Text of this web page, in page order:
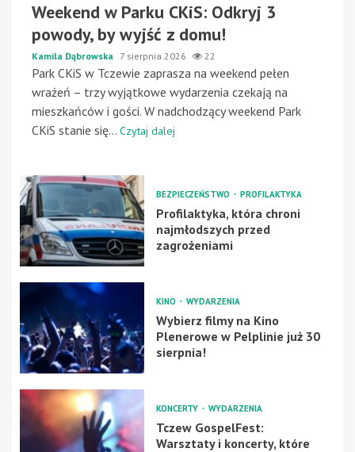
Weekend w Parku CKiS: Odkryj 3
powody, by wyjść z domu!
Kamila Dąbrowska 7 sierpnia 2026 22
Park CKiS w Tczewie zaprasza na weekend pełen
wrażeń – trzy wyjątkowe wydarzenia czekają na
mieszkańców i gości. W nadchodzący weekend Park
CKiS stanie się... Czytaj dalej
BEZPIECZEŃSTWO PROFILAKTYKA
Profilaktyka, która chroni
najmłodszych przed
zagrożeniami
KINO WYDARZENIA
Wybierz filmy na Kino
Plenerowe w Pelplinie już 30
sierpnia!
KONCERTY WYDARZENIA
Tczew GospelFest:
Warsztaty i koncerty, które